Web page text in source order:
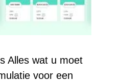
Alles wat u moet
voor een